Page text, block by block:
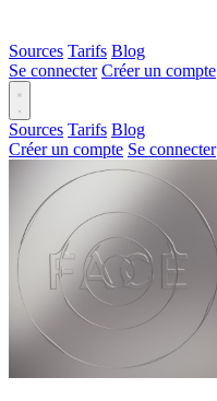
Sources Tarifs Blog
Se connecter Créer un compte
Sources Tarifs Blog
Créer un compte Se connecter